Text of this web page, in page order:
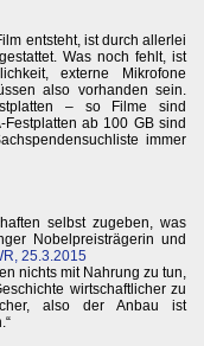
entsteht, ist durch allerlei
Was noch fehlt, ist
externe Mikrofone
also vorhanden sein.
– so Filme sind
ab 100 GB sind
immer
selbst zugeben, was
Nobelpreisträgerin und
25.3.2015
nichts mit Nahrung zu tun,
wirtschaftlicher zu
also der Anbau ist